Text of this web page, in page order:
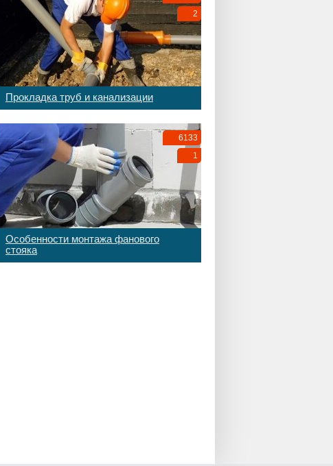
2
Прокладка труб и канализации
6133
1
Особенности монтажа фанового
стояка